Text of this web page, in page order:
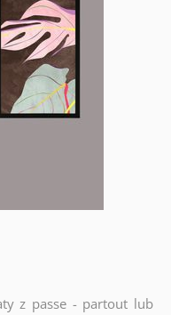
z passe - partout lub